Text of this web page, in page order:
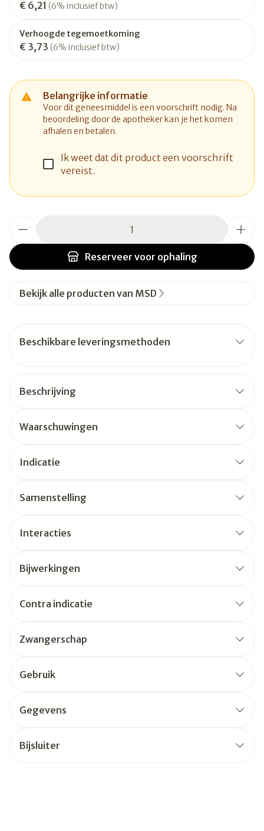
€ 6,21 (6% inclusief btw)
Verhoogde tegemoetkoming
€ 3,73 (6% inclusief btw)
Belangrijke informatie
Voor dit geneesmiddel is een voorschrift nodig. Na
beoordeling door de apotheker kan je het komen
afhalen en betalen.
Ik weet dat dit product een voorschrift
vereist.
Reserveer voor ophaling
Bekijk alle producten van MSD
Beschikbare leveringsmethoden
Beschrijving
Waarschuwingen
Indicatie
Samenstelling
Interacties
Bijwerkingen
Contra indicatie
Zwangerschap
Gebruik
Gegevens
Bijsluiter